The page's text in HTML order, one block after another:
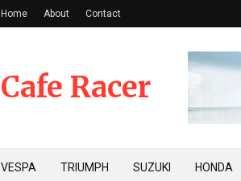
Home About Contact
Cafe Racer
VESPA TRIUMPH SUZUKI HONDA